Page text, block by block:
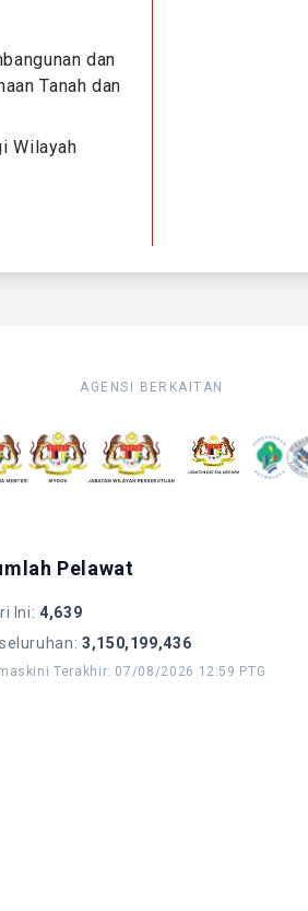
dan
Tanah dan
Wilayah
AGENSI BERKAITAN
Pelawat
Ini:4,639
: 3,150,199,436
Terakhir: 07/08/2026 12:59 PTG